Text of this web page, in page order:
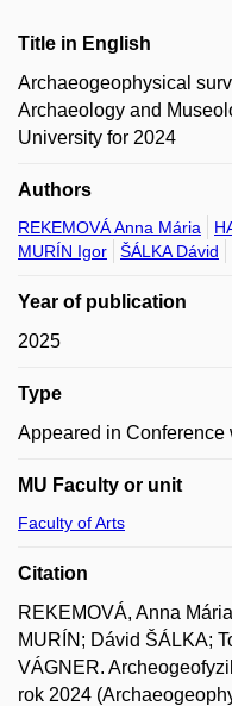
Title in English
Archaeogeophysical
Archaeology and
University for 2024
Authors
REKEMOVÁ Anna Mária
MURÍN Igor
ŠÁLKA Dávid
Year of publication
2025
Type
Appeared in
MU Faculty or unit
Faculty of Arts
Citation
REKEMOVÁ, Anna
MURÍN; Dávid ŠÁLKA;
VÁGNER.
rok 2024